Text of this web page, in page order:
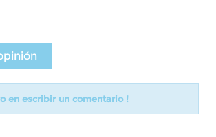
en escribir un comentario !